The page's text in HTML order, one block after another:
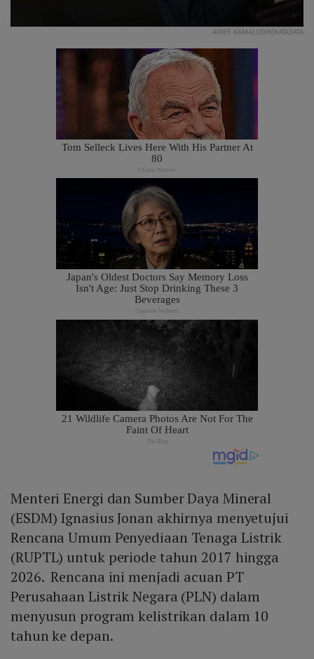
ARIEF KAMALUDIN|KATADATA
Menteri Energi dan Sumber Daya Mineral
(ESDM) Ignasius Jonan akhirnya menyetujui
Rencana Umum Penyediaan Tenaga Listrik
(RUPTL) untuk periode tahun 2017 hingga
2026. Rencana ini menjadi acuan PT
Perusahaan Listrik Negara (PLN) dalam
menyusun program kelistrikan dalam 10
tahun ke depan.